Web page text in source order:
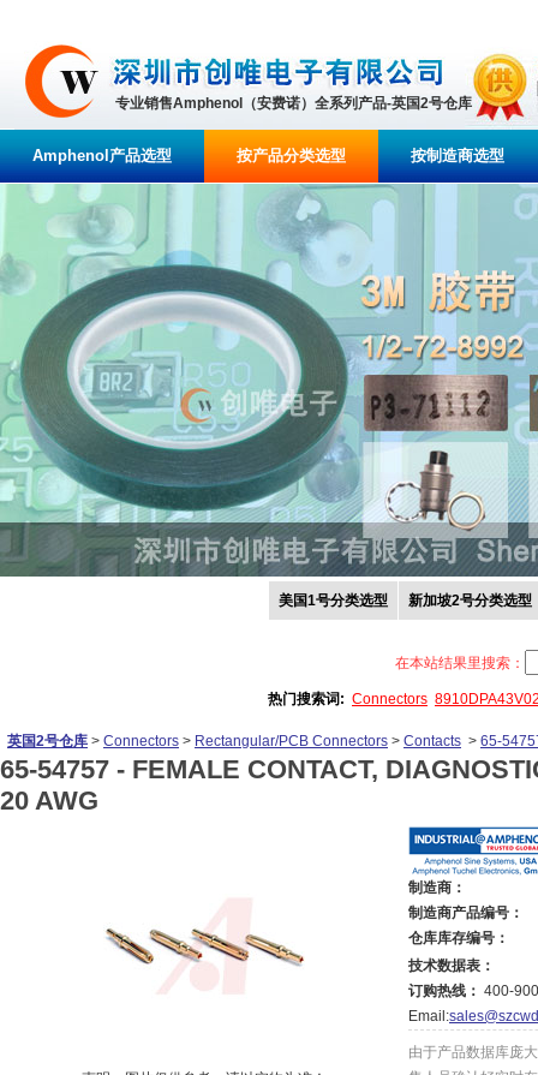
专业销售Amphenol（安费诺）全系列产品-英国2号仓库
Amphenol产品选型 按产品分类选型 按制造商选型
美国1号分类选型 新加坡2号分类选型
在本站结果里搜索：
热门搜索词: Connectors
英国2号仓库 > Connectors > Rectangular/PCB Connectors > Contacts > 65-
65-54757 - FEMALE CONTACT,
20 AWG
制造商：
制造商产品编号：
仓库库存编号：
技术数据表：
订购热线： 400-
Email:
由于产品数据库庞